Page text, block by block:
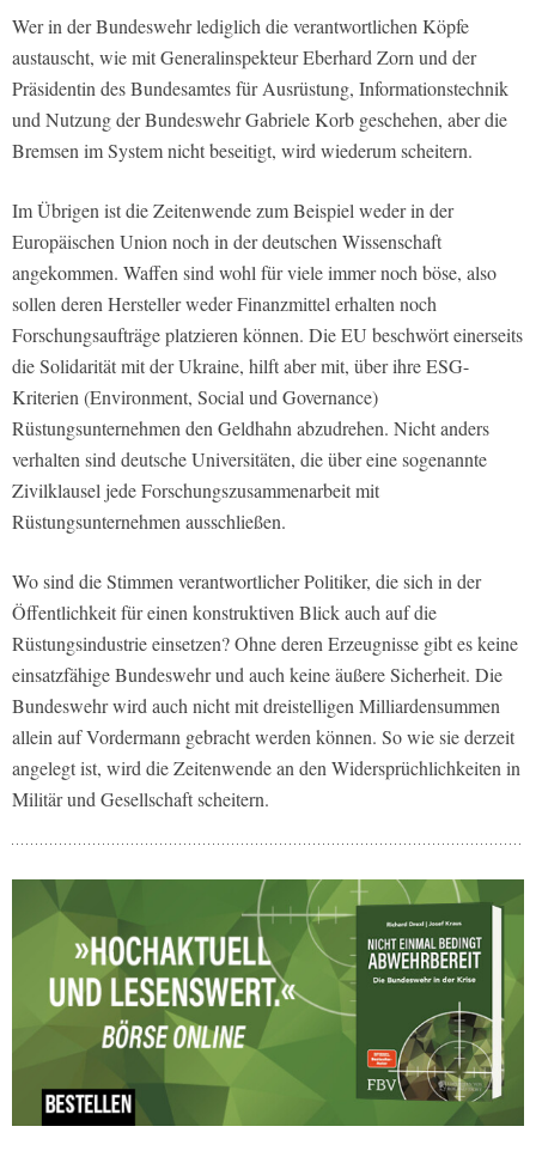
Wer in der Bundeswehr lediglich die verantwortlichen Köpfe
austauscht, wie mit Generalinspekteur Eberhard Zorn und der
Präsidentin des Bundesamtes für Ausrüstung, Informationstechnik
und Nutzung der Bundeswehr Gabriele Korb geschehen, aber die
Bremsen im System nicht beseitigt, wird wiederum scheitern.
Im Übrigen ist die Zeitenwende zum Beispiel weder in der
Europäischen Union noch in der deutschen Wissenschaft
angekommen. Waffen sind wohl für viele immer noch böse, also
sollen deren Hersteller weder Finanzmittel erhalten noch
Forschungsaufträge platzieren können. Die EU beschwört einerseits
die Solidarität mit der Ukraine, hilft aber mit, über ihre ESG-
Kriterien (Environment, Social und Governance)
Rüstungsunternehmen den Geldhahn abzudrehen. Nicht anders
verhalten sind deutsche Universitäten, die über eine sogenannte
Zivilklausel jede Forschungszusammenarbeit mit
Rüstungsunternehmen ausschließen.
Wo sind die Stimmen verantwortlicher Politiker, die sich in der
Öffentlichkeit für einen konstruktiven Blick auch auf die
Rüstungsindustrie einsetzen? Ohne deren Erzeugnisse gibt es keine
einsatzfähige Bundeswehr und auch keine äußere Sicherheit. Die
Bundeswehr wird auch nicht mit dreistelligen Milliardensummen
allein auf Vordermann gebracht werden können. So wie sie derzeit
angelegt ist, wird die Zeitenwende an den Widersprüchlichkeiten in
Militär und Gesellschaft scheitern.